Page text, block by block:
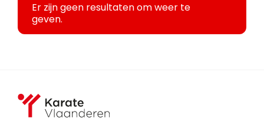
Er zijn geen resultaten om weer te
geven.